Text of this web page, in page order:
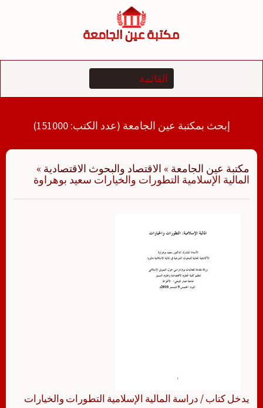
إبحث بمكتبة عين الجامعة (عدد الكتب: 151000)
مكتبة عين الجامعة » الاقتصاد والبحوث الاقتصادية »
المالية الإسلامية التطورات والخيارات سعيد بوهراوة
يدخل كتاب / دراسة المالية الإسلامية التطورات والخيارات